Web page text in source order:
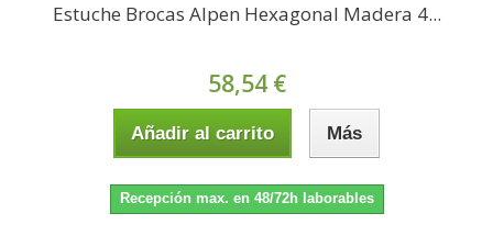
Estuche Brocas Alpen Hexagonal Madera 4...
58,54 €
Añadir al carrito Más
Recepción max. en 48/72h laborables